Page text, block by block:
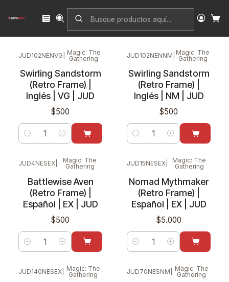
Singles Magic: The Gathering Judgment
JUD102NENVG
Magic: The
Gathering
Swirling Sandstorm
(Retro Frame) |
Inglés | VG | JUD
$500
Cantidad
JUD102NENNM Magic: The
Gathering
Swirling Sandstorm
(Retro Frame) |
Inglés | NM | JUD
$500
Cantidad
JUD4NESEX
Magic: The
Gathering
Battlewise Aven
(Retro Frame) |
Español | EX | JUD
$500
Cantidad
JUD15NESEX
Magic: The
Gathering
Nomad Mythmaker
(Retro Frame) |
Español | EX | JUD
$5.000
Cantidad
JUD140NESEX
Magic: The
Gathering
JUD70NESNM
Magic: The
Gathering